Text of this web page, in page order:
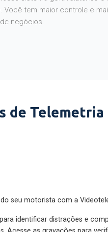
Você tem maior controle e
negócios.
de
seu motorista com a
identificar distrações e
Acesse as gravações para